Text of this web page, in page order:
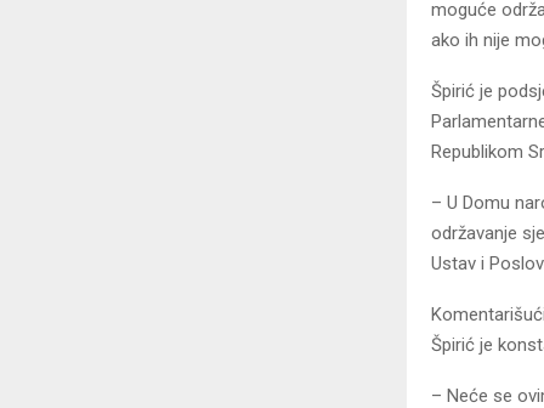
moguće
ako ih nije
Špirić je
Republikom
– U Domu
održavanje
Ustav i
Špirić je
– Neće se